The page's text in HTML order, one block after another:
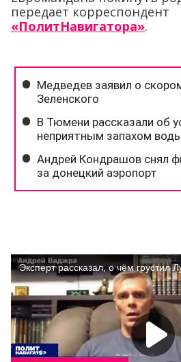
передает корреспондент
«ПолитНавигатора».